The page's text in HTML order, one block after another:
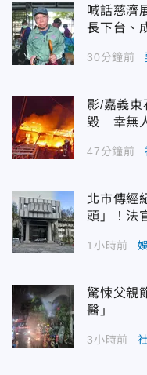
喊話慈濟
長下台、
30分鐘前
影/嘉義東
毀 幸無
47分鐘前
北市傳經
頭」！法
1小時前
驚悚父親
醫」
3小時前